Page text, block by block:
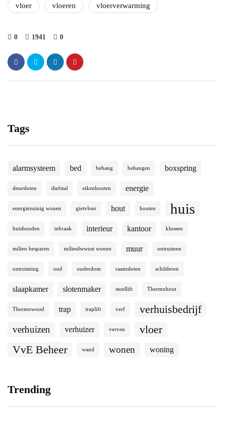
vloer vloeren vloerverwarming
0 1941 0
Tags
alarmsysteem bed behang behangen boxspring
deursloten diefstal eikenhouten energie
energiezuinig wonen gietvloer hout houten huis
huishouden inbraak interieur kantoor klussen
milieu besparen milieubewust wonen muur ontruimen
ontruiming oud ouderdom raamsloten schilderen
slaapkamer slotenmaker stoellift Thermohout
Thermowood trap traplift verf verhuisbedrijf
verhuizen verhuizer verven
vloer
VvE Beheer
wand wonen woning
Trending